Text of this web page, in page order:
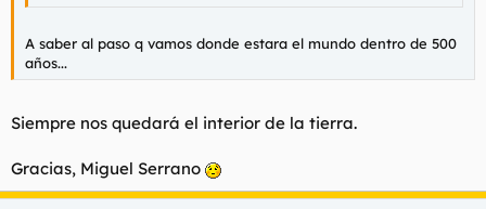
A saber al paso q vamos donde estara el mundo dentro de 500
años...
Siempre nos quedará el interior de la tierra.
Gracias, Miguel Serrano